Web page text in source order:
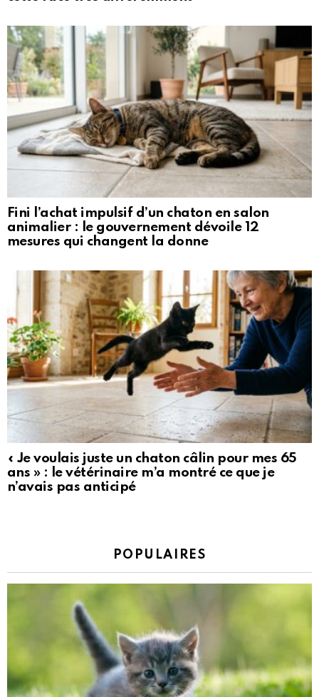
Fini l’achat impulsif d’un chaton en salon
animalier : le gouvernement dévoile 12
mesures qui changent la donne
« Je voulais juste un chaton câlin pour mes 65
ans » : le vétérinaire m’a montré ce que je
n’avais pas anticipé
POPULAIRES